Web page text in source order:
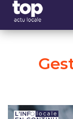
Panneau de